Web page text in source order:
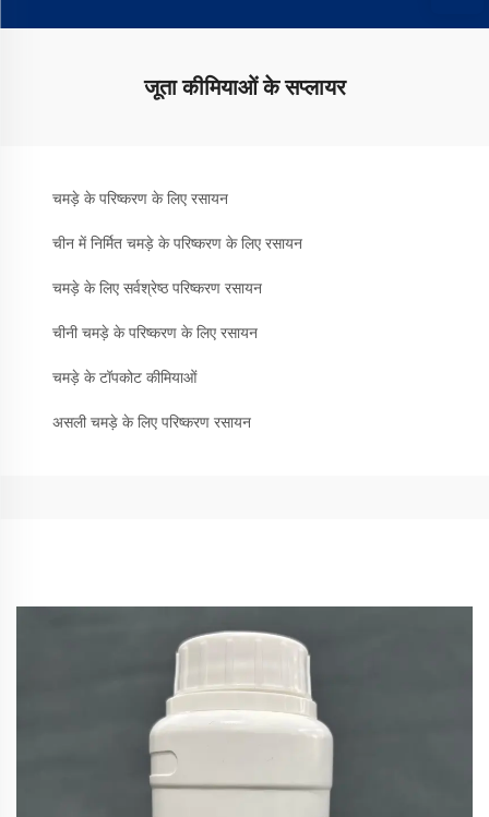
जूता कीमियाओं के सप्लायर
चमड़े के परिष्करण के लिए रसायन
चीन में निर्मित चमड़े के परिष्करण के लिए रसायन
चमड़े के लिए सर्वश्रेष्ठ परिष्करण रसायन
चीनी चमड़े के परिष्करण के लिए रसायन
चमड़े के टॉपकोट कीमियाओं
असली चमड़े के लिए परिष्करण रसायन